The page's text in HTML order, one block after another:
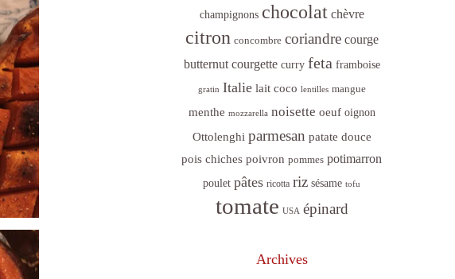
champignons chocolat chèvre
citron concombre coriandre courge
butternut courgette curry feta framboise
gratin Italie lait coco lentilles mangue
menthe mozzarella noisette oeuf oignon
Ottolenghi parmesan patate douce
pois chiches poivron pommes potimarron
poulet pâtes ricotta riz sésame tofu
tomate USA épinard
Archives